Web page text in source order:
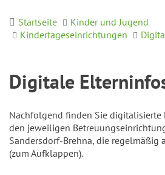
Startseite
Kinder und Jugend
Kindertageseinrichtungen
Digitale
Nachfolgend finden Sie
den jeweiligen
Sandersdorf-Brehna, die regelmäßig
(zum Aufklappen).